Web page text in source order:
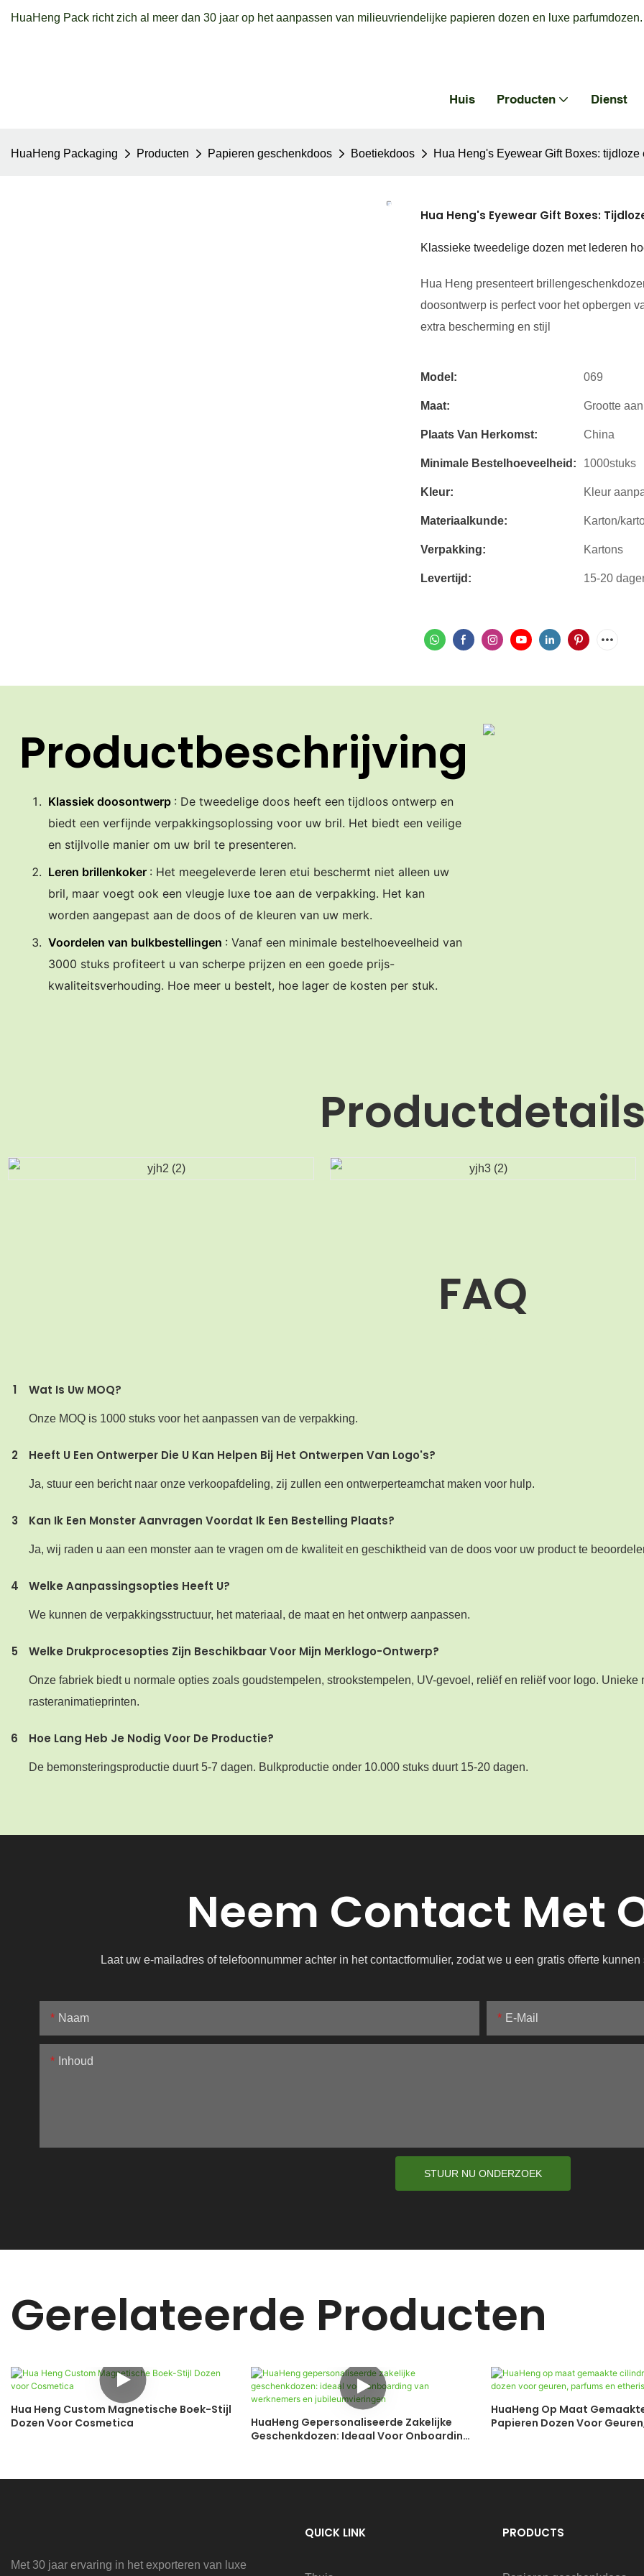
HuaHeng Pack richt zich al meer dan 30 jaar op het aanpassen van milieuvriendelijke papieren dozen en luxe parfumdozen.
Huis Producten Dienst
HuaHeng Packaging Producten Papieren geschenkdoos Boetiekdoos Hua Heng's Eyewear Gift Boxes:
Hua Heng's Eyewear Gift Boxes:
Klassieke tweedelige dozen met lederen
Hua Heng presenteert
doosontwerp is perfect voor het opbergen
extra bescherming en stijl
Model: 069
Maat: Grootte
Plaats Van Herkomst: China
Minimale Bestelhoeveelheid: 1000stuks
Kleur: Kleur
Materiaalkunde: Karton/
Verpakking: Kartons
Levertijd: 15-20
Productbeschrijving
Klassiek doosontwerp : De tweedelige doos heeft een tijdloos ontwerp en
biedt een verfijnde verpakkingsoplossing voor uw bril. Het biedt een veilige
en stijlvolle manier om uw bril te presenteren.
Leren brillenkoker : Het meegeleverde leren etui beschermt niet alleen uw
bril, maar voegt ook een vleugje luxe toe aan de verpakking. Het kan
worden aangepast aan de doos of de kleuren van uw merk.
Voordelen van bulkbestellingen : Vanaf een minimale bestelhoeveelheid van
3000 stuks profiteert u van scherpe prijzen en een goede prijs-
kwaliteitsverhouding. Hoe meer u bestelt, hoe lager de kosten per stuk.
FAQ
1 Wat Is Uw MOQ?
Onze MOQ is 1000 stuks voor het aanpassen van de verpakking.
2 Heeft U Een Ontwerper Die U Kan Helpen Bij Het Ontwerpen Van Logo's?
Ja, stuur een bericht naar onze verkoopafdeling, zij zullen een ontwerperteamchat maken voor hulp.
3 Kan Ik Een Monster Aanvragen Voordat Ik Een Bestelling Plaats?
Ja, wij raden u aan een monster aan te vragen om de kwaliteit en geschiktheid van de doos voor uw product te
4 Welke Aanpassingsopties Heeft U?
We kunnen de verpakkingsstructuur, het materiaal, de maat en het ontwerp aanpassen.
5 Welke Drukprocesopties Zijn Beschikbaar Voor Mijn Merklogo-Ontwerp?
Onze fabriek biedt u normale opties zoals goudstempelen, strookstempelen, UV-gevoel, reliëf en reliëf voor logo.
rasteranimatieprinten.
6 Hoe Lang Heb Je Nodig Voor De Productie?
De bemonsteringsproductie duurt 5-7 dagen. Bulkproductie onder 10.000 stuks duurt 15-20 dagen.
Neem Contact Met
Laat uw e-mailadres of telefoonnummer achter in het contactformulier, zodat we u een gratis offerte
Naam E-Mail
Inhoud
STUUR NU ONDERZOEK
Gerelateerde Producten
Hua Heng Custom Magnetische Boek-Stijl
Dozen Voor Cosmetica
HuaHeng Gepersonaliseerde Zakelijke
Geschenkdozen: Ideaal Voor Onboarding
HuaHeng Op Maat
Papieren Dozen Voor
Met 30 jaar ervaring in het exporteren van luxe
QUICK LINK PRODUCTS